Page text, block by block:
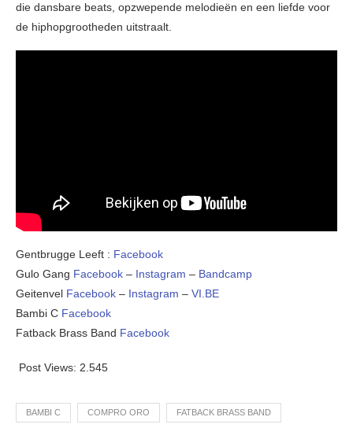
die dansbare beats, opzwepende melodieën en een liefde voor
de hiphopgrootheden uitstraalt.
Gentbrugge Leeft : Facebook
Gulo Gang Facebook – Instagram – Bandcamp
Geitenvel Facebook – Instagram – VI.BE
Bambi C Facebook
Fatback Brass Band Facebook
Post Views: 2.545
BAMBI C COMPRO ORO FATBACK BRASS BAND